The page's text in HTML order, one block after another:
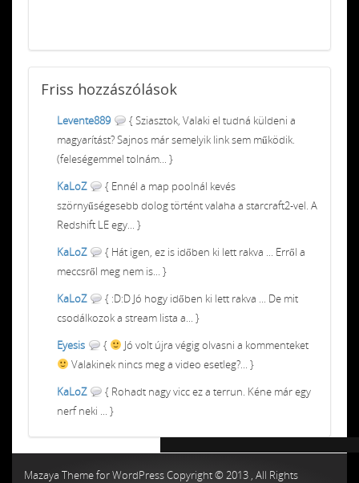
Friss hozzászólások
Levente889
{ Sziasztok, Valaki el tudná küldeni a
magyarítást? Sajnos már semelyik link sem működik.
(feleségemmel tolnám... }
KaLoZ
{ Ennél a map poolnál kevés
szörnyűségesebb dolog történt valaha a starcraft2-vel. A
Redshift LE egy... }
KaLoZ
{ Hát igen, ez is időben ki lett rakva ... Erről a
meccsről meg nem is... }
KaLoZ
{ :D:D Jó hogy időben ki lett rakva ... De mit
csodálkozok a stream lista a... }
Eyesis
{
Jó volt újra végig olvasni a kommenteket
Valakinek nincs meg a video esetleg?... }
KaLoZ
{ Rohadt nagy vicc ez a terrun. Kéne már egy
nerf neki ... }
Mazaya Theme for WordPress Copyright © 2013 , All Rights